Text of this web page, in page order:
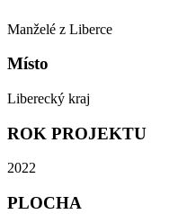
Manželé z Liberce
Místo
Liberecký kraj
ROK PROJEKTU
2022
PLOCHA